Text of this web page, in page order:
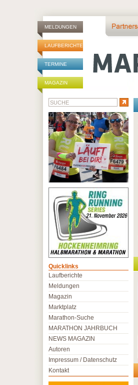
MELDUNGEN
LAUFBERICHTE
TERMINE
MAGAZIN
Quicklinks
Laufberichte
Meldungen
Magazin
Marktplatz
Marathon-Suche
MARATHON JAHRBUCH
NEWS MAGAZIN
Autoren
Impressum / Datenschutz
Kontakt